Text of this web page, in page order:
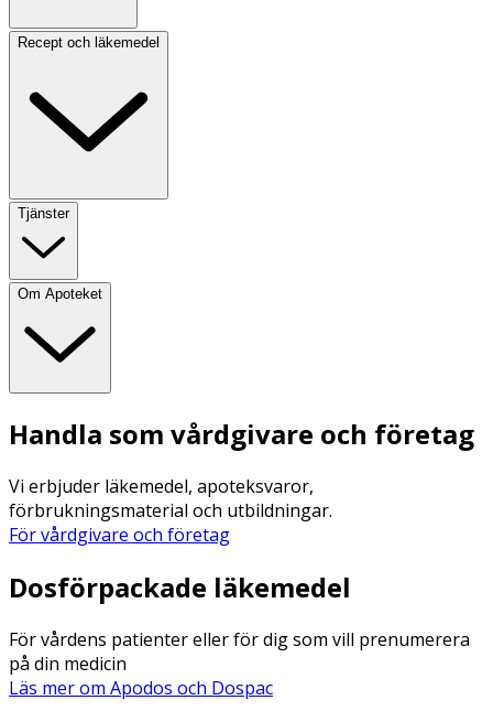
Recept och läkemedel
Tjänster
Om Apoteket
Handla som vårdgivare och företag
Vi erbjuder läkemedel, apoteksvaror,
förbrukningsmaterial och utbildningar.
För vårdgivare och företag
Dosförpackade läkemedel
För vårdens patienter eller för dig som vill prenumerera
på din medicin
Läs mer om Apodos och Dospac